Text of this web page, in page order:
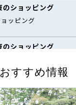
おすすめ情報